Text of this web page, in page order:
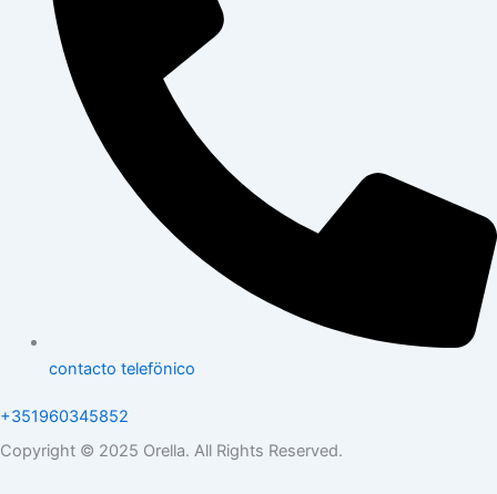
contacto telefönico
+351960345852
Copyright © 2025 Orella. All Rights Reserved.